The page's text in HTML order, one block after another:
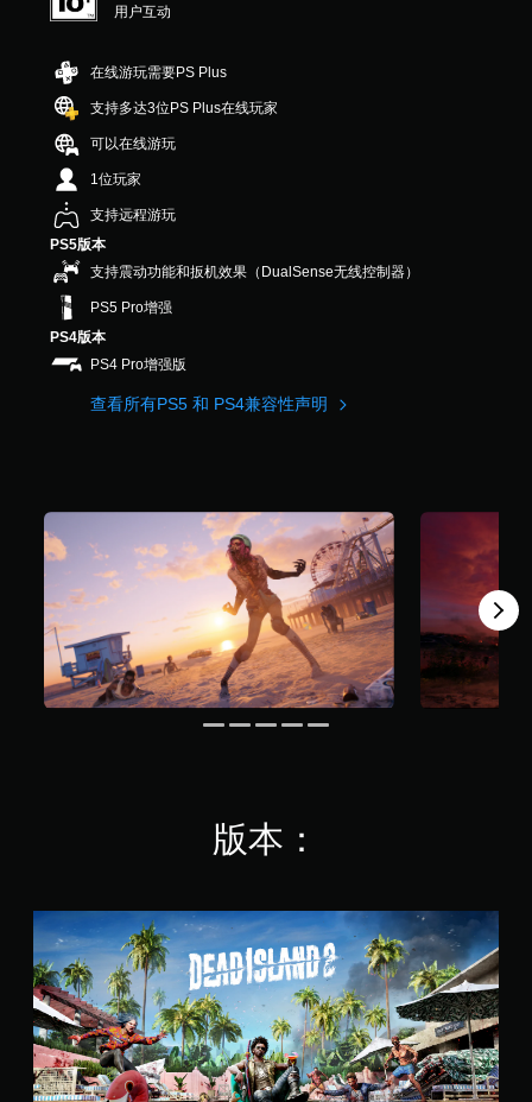
，
7
K
个
评
价
）
用户互动
在线游玩需要PS Plus
支持多达3位PS Plus在线玩家
可以在线游玩
1位玩家
支持远程游玩
PS5版本
支持震动功能和扳机效果（DualSense无线控制器）
PS5 Pro增强
PS4版本
PS4 Pro增强版
查看所有PS5 和 PS4兼容性声明
版本：
S
a
n
d
a
r
d
E